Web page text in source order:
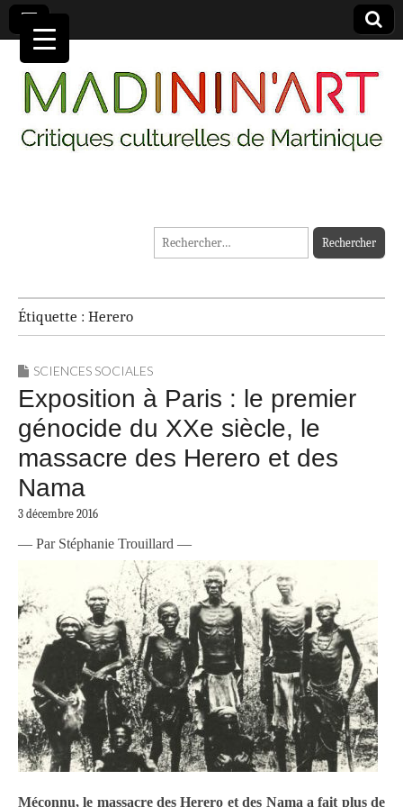
MADININ'ART
Rechercher :
Étiquette : Herero
SCIENCES SOCIALES
Exposition à Paris : le premier
génocide du XXe siècle, le
massacre des Herero et des
Nama
3 décembre 2016
— Par Stéphanie Trouillard —
Méconnu, le massacre des Herero et des Nama a fait plus de